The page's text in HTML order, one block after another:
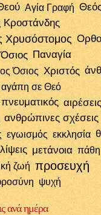
Αγία Γραφή
Κροστάνδης
Χρυσόστομος
Παναγία
Όσιος Χριστός
αγάπη σε Θεό
αιρέσεις
ανθρώπινες σχέσεις
εγωισμός εκκλησία
μετάνοια πάθη
ζωή προσευχή
ψυχή
ανά ημέρα